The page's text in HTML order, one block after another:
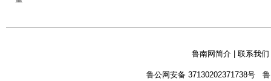
鲁南网简介| 联系我们
鲁公网安备 37130202371738号